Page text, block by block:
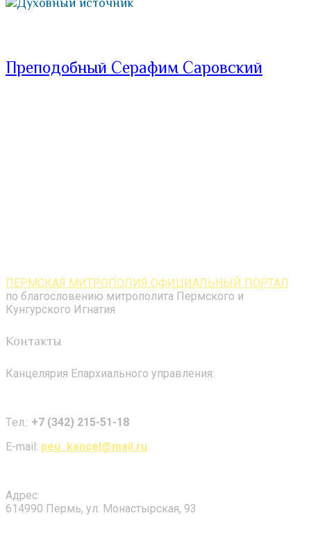
Духовный источник
Преподобный Серафим Саровский
ПЕРМСКАЯ МИТРОПОЛИЯ ОФИЦИАЛЬНЫЙ ПОРТАЛ
по благословению митрополита Пермского и
Кунгурского Игнатия
Контакты
Канцелярия Епархиального управления:
Tел.: +7 (342) 215-51-18
E-mail: peu_kancel@mail.ru
Адрес:
614990 Пермь, ул. Монастырская, 93